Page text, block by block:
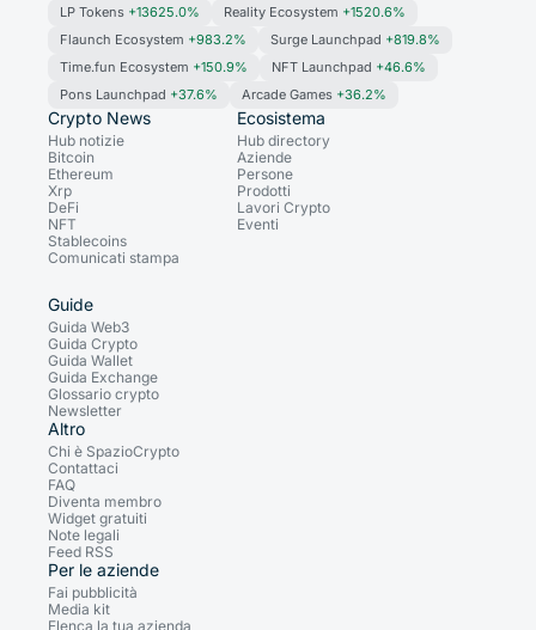
LP Tokens +13625.0% Reality Ecosystem +1520.6%
Flaunch Ecosystem +983.2% Surge Launchpad +819.8%
Time.fun Ecosystem +150.9% NFT Launchpad +46.6%
Pons Launchpad +37.6% Arcade Games +36.2%
Crypto News
Hub notizie
Bitcoin
Ethereum
Xrp
DeFi
NFT
Stablecoins
Comunicati stampa
Ecosistema
Hub directory
Aziende
Persone
Prodotti
Lavori Crypto
Eventi
Guide
Guida Web3
Guida Crypto
Guida Wallet
Guida Exchange
Glossario crypto
Newsletter
Altro
Chi è SpazioCrypto
Contattaci
FAQ
Diventa membro
Widget gratuiti
Note legali
Feed RSS
Per le aziende
Fai pubblicità
Media kit
Elenca la tua azienda